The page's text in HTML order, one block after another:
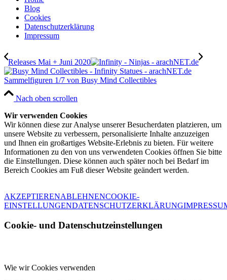
Blog
Cookies
Datenschutzerklärung
Impressum
Releases Mai + Juni 2020
Sammelfiguren 1/7 von Busy Mind Collectibles
Nach oben scrollen
Wir verwenden Cookies
Wir können diese zur Analyse unserer Besucherdaten platzieren, um
unsere Website zu verbessern, personalisierte Inhalte anzuzeigen
und Ihnen ein großartiges Website-Erlebnis zu bieten. Für weitere
Informationen zu den von uns verwendeten Cookies öffnen Sie bitte
die Einstellungen. Diese können auch später noch bei Bedarf im
Bereich Cookies am Fuß dieser Website geändert werden.
AKZEPTIERENABLEHNENCOOKIE-
EINSTELLUNGENDATENSCHUTZERKLÄRUNG
Cookie- und Datenschutzeinstellungen
Wie wir Cookies verwenden